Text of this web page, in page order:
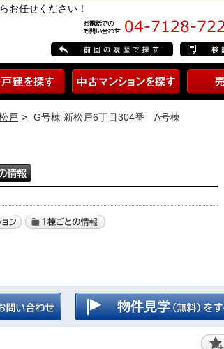
お任せください！
戸 G号棟 新松戸6丁目304番 A号棟